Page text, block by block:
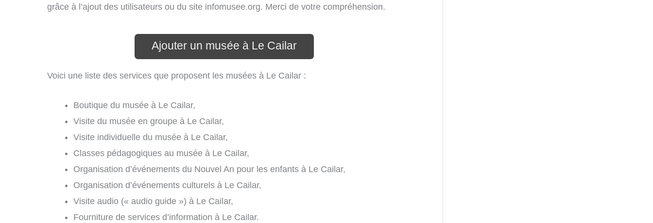
grâce à l’ajout des utilisateurs ou du site infomusee.org. Merci de votre compréhension.
Ajouter un musée à Le Cailar
Voici une liste des services que proposent les musées à Le Cailar :
Boutique du musée à Le Cailar,
Visite du musée en groupe à Le Cailar,
Visite individuelle du musée à Le Cailar,
Classes pédagogiques au musée à Le Cailar,
Organisation d’événements du Nouvel An pour les enfants à Le Cailar,
Organisation d’événements culturels à Le Cailar,
Visite audio (« audio guide ») à Le Cailar,
Fourniture de services d’information à Le Cailar.